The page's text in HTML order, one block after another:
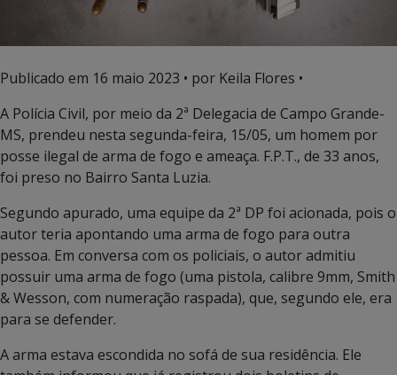
Publicado em 16 maio 2023 • por Keila Flores •
A Polícia Civil, por meio da 2ª Delegacia de Campo Grande-
MS, prendeu nesta segunda-feira, 15/05, um homem por
posse ilegal de arma de fogo e ameaça. F.P.T., de 33 anos,
foi preso no Bairro Santa Luzia.
Segundo apurado, uma equipe da 2ª DP foi acionada, pois o
autor teria apontando uma arma de fogo para outra
pessoa. Em conversa com os policiais, o autor admitiu
possuir uma arma de fogo (uma pistola, calibre 9mm, Smith
& Wesson, com numeração raspada), que, segundo ele, era
para se defender.
A arma estava escondida no sofá de sua residência. Ele